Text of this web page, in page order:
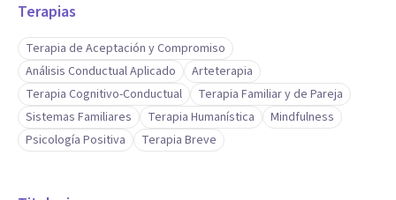
Terapias
Terapia de Aceptación y Compromiso
Análisis Conductual Aplicado
Arteterapia
Terapia Cognitivo-Conductual
Terapia Familiar y de Pareja
Sistemas Familiares
Terapia Humanística
Mindfulness
Psicología Positiva
Terapia Breve